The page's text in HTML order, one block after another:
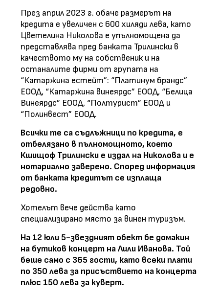
През април 2023 г. обаче размерът на
кредита е увеличен с 600 хиляди лева, като
Цветелина Николова е упълномощена да
представлява пред банката Трилински в
качеството му на собственик и на
останалите фирми от групата на
“Катаржина естейт”: “Платинум брандс”
ЕООД, “Катаржина винеярдс” ЕООД, “Белица
Винеярдс” ЕООД, “Полтурист” ЕООД и
“Полинвест” ЕООД.
Всички те са съдлъжници по кредита, е
отбелязано в пълномощното, което
Кшищоф Трилински е издал на Николова и е
нотариално заверено. Според информация
от банката кредитът се изплаща
редовно.
Хотелът вече действа като
специализирано място за винен туризъм.
На 12 юли 5-звездният обект бе домакин
на бутиков концерт на Лили Иванова. Той
беше само с 365 гости, като всеки плати
по 350 лева за присъствието на концерта
плюс 150 лева за куверт.